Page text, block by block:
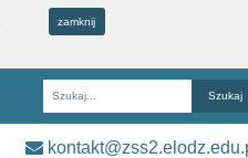
zamknij
Fraza